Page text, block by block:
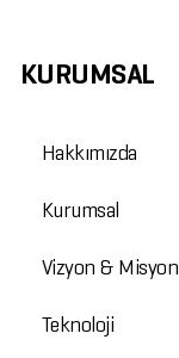
KURUMSAL
Hakkımızda
Kurumsal
Vizyon & Misyon
Teknoloji